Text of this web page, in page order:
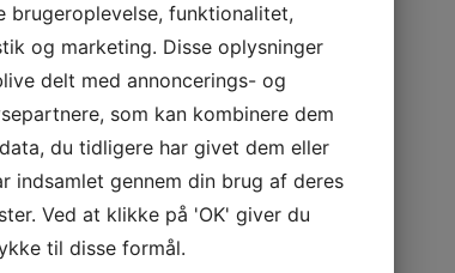
280 MM
brugeroplevelse, funktionalitet,
og marketing. Disse oplysninger
delt med annoncerings- og
som kan kombinere dem
du tidligere har givet dem eller
indsamlet gennem din brug af deres
Ved at klikke på 'OK' giver du
til disse formål.